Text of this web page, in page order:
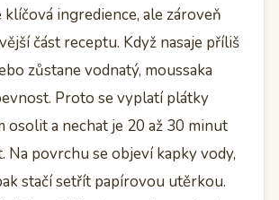
klíčová ingredience, ale zároveň
část receptu. Když nasaje příliš
zůstane vodnatý, moussaka
Proto se vyplatí plátky
osolit a nechat je 20 až 30 minut
Na povrchu se objeví kapky vody,
stačí setřít papírovou utěrkou.